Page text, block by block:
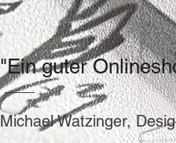
"Ein guter
Michael Watzinger,